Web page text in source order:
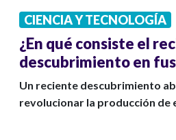
CIENCIA Y TECNOLOGÍA
¿En qué consiste el
descubrimiento en
Un reciente descubrimiento
revolucionar la producción de